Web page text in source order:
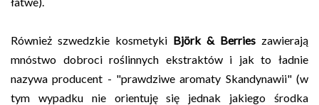
Również szwedzkie kosmetyki Björk & Berries zawierają
mnóstwo dobroci roślinnych ekstraktów i jak to ładnie
nazywa producent - "prawdziwe aromaty Skandynawii" (w
tym wypadku nie orientuję się jednak jakiego środka